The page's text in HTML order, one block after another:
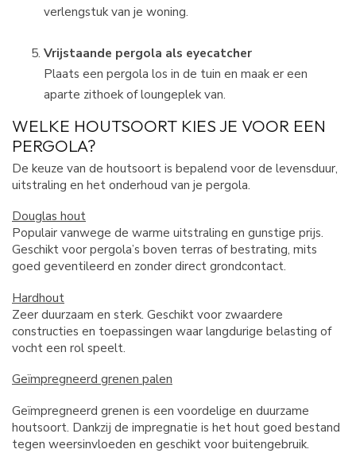
verlengstuk van je woning.
Vrijstaande pergola als eyecatcher
Plaats een pergola los in de tuin en maak er een
aparte zithoek of loungeplek van.
WELKE HOUTSOORT KIES JE VOOR EEN
PERGOLA?
De keuze van de houtsoort is bepalend voor de levensduur,
uitstraling en het onderhoud van je pergola.
Douglas hout
Populair vanwege de warme uitstraling en gunstige prijs.
Geschikt voor pergola’s boven terras of bestrating, mits
goed geventileerd en zonder direct grondcontact.
Hardhout
Zeer duurzaam en sterk. Geschikt voor zwaardere
constructies en toepassingen waar langdurige belasting of
vocht een rol speelt.
Geïmpregneerd grenen palen
Geïmpregneerd grenen is een voordelige en duurzame
houtsoort. Dankzij de impregnatie is het hout goed bestand
tegen weersinvloeden en geschikt voor buitengebruik.